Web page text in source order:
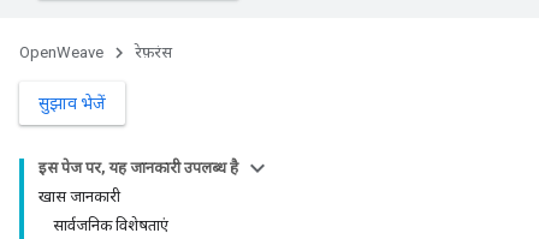
OpenWeave रेफ़रंस
सुझाव भेजें
इस पेज पर, यह जानकारी उपलब्ध है
खास जानकारी
सार्वजनिक विशेषताएं